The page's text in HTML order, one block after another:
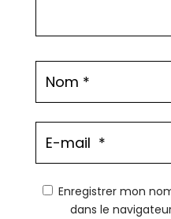
Enregistrer mon
dans le